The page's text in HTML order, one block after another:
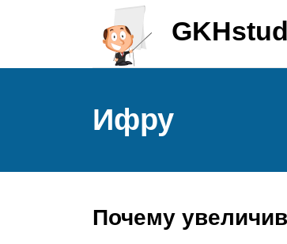
Ифру
Почему